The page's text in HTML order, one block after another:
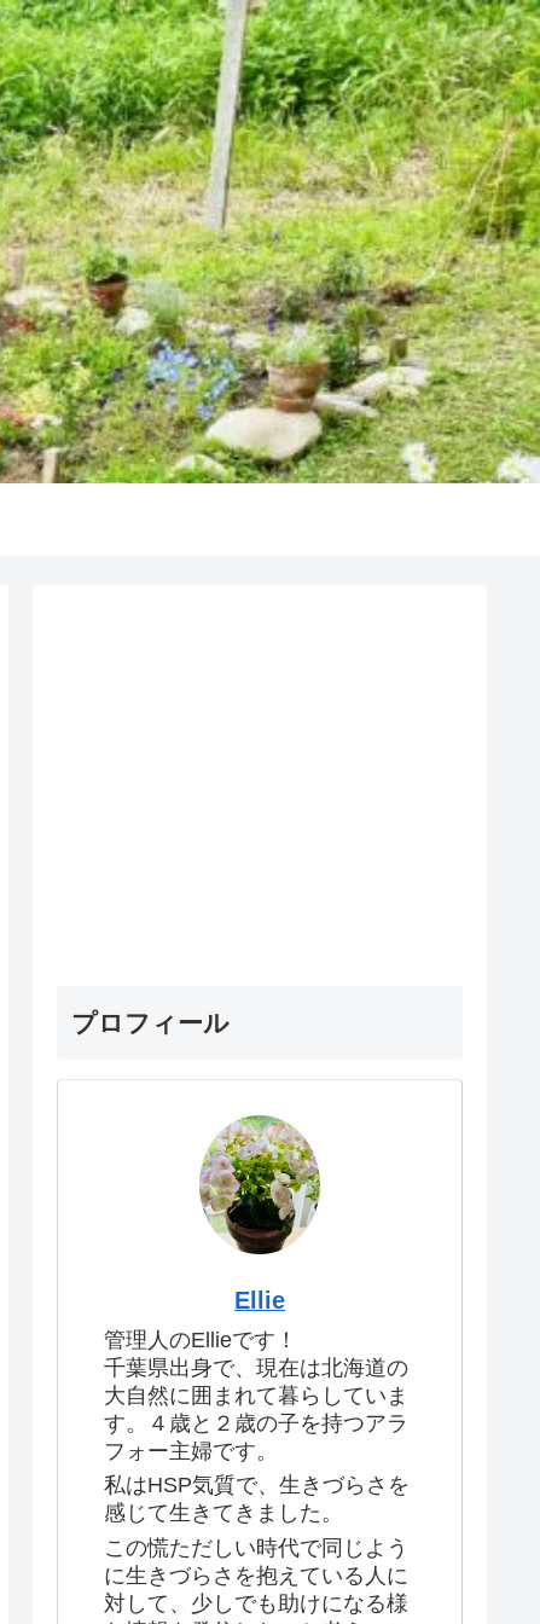
プロフィール
Ellie
管理人のEllieです！
千葉県出身で、現在は北海道の
大自然に囲まれて暮らしていま
す。４歳と２歳の子を持つアラ
フォー主婦です。
私はHSP気質で、生きづらさを
感じて生きてきました。
この慌ただしい時代で同じよう
に生きづらさを抱えている人に
対して、少しでも助けになる様